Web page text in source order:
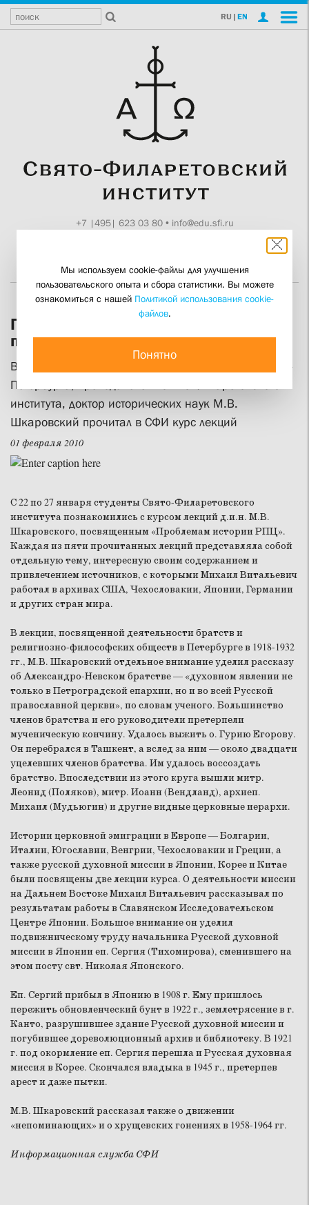
RU | EN
+7 |495| 623 03 80• info@edu.sfi.ru
Проблемы истории Русской
православной церкви
Ведущий сотрудник государственного архива Санкт-
Петербурга, преподаватель Свято-Филаретовского
института, доктор исторических наук М.В.
Шкаровский прочитал в СФИ курс лекций
01 февраля 2010
С 22 по 27 января студенты Свято-Филаретовского
института познакомились с курсом лекций д.и.н. М.В.
Шкаровского, посвященным «Проблемам истории РПЦ».
Каждая из пяти прочитанных лекций представляла собой
отдельную тему, интересную своим содержанием и
привлечением источников, с которыми Михаил Витальевич
работал в архивах США, Чехословакии, Японии, Германии
и других стран мира.
В лекции, посвященной деятельности братств и
религиозно-философских обществ в Петербурге в 1918-1932
гг., М.В. Шкаровский отдельное внимание уделил рассказу
об Александро-Невском братстве — «духовном явлении не
только в Петроградской епархии, но и во всей Русской
православной церкви», по словам ученого. Большинство
членов братства и его руководители претерпели
мученическую кончину. Удалось выжить о. Гурию Егорову.
Он перебрался в Ташкент, а вслед за ним — около двадцати
уцелевших членов братства. Им удалось воссоздать
братство. Впоследствии из этого круга вышли митр.
Леонид (Поляков), митр. Иоанн (Вендланд), архиеп.
Михаил (Мудьюгин) и другие видные церковные иерархи.
Истории церковной эмиграции в Европе — Болгарии,
Италии, Югославии, Венгрии, Чехословакии и Греции, а
также русской духовной миссии в Японии, Корее и Китае
были посвящены две лекции курса. О деятельности миссии
на Дальнем Востоке Михаил Витальевич рассказывал по
результатам работы в Славянском Исследовательском
Центре Японии. Большое внимание он уделил
подвижническому труду начальника Русской духовной
миссии в Японии еп. Сергия (Тихомирова), сменившего на
этом посту свт. Николая Японского.
Еп. Сергий прибыл в Японию в 1908 г. Ему пришлось
пережить обновленческий бунт в 1922 г., землетрясение в г.
Канто, разрушившее здание Русской духовной миссии и
погубившее дореволюционный архив и библиотеку. В 1921
г. под окормление еп. Сергия перешла и Русская духовная
миссия в Корее. Скончался владыка в 1945 г., претерпев
арест и даже пытки.
М.В. Шкаровский рассказал также о движении
«непоминающих» и о хрущевских гонениях в 1958-1964 гг.
Информационная служба СФИ
Мы используем cookie-файлы для улучшения
пользовательского опыта и сбора статистики. Вы можете
ознакомиться с нашей Политикой использования cookie-
файлов.
Понятно